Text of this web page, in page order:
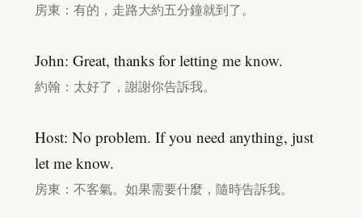
房東：有的，走路大約五分鐘就到了。
John: Great, thanks for letting me know.
約翰：太好了，謝謝你告訴我。
Host: No problem. If you need anything, just
let me know.
房東：不客氣。如果需要什麼，隨時告訴我。